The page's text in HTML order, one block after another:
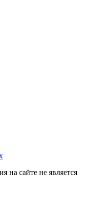
на сайте не является